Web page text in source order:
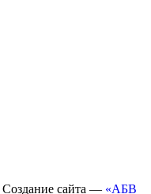
Создание сайта — «АБВ